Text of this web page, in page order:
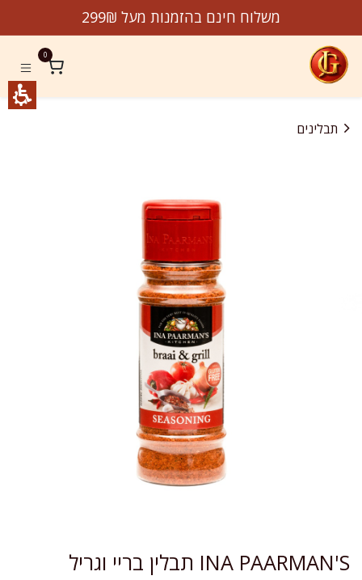
משלוח חינם בהזמנות מעל 299₪
0
תבלינים
INA PAARMAN'S תבלין בריי וגריל